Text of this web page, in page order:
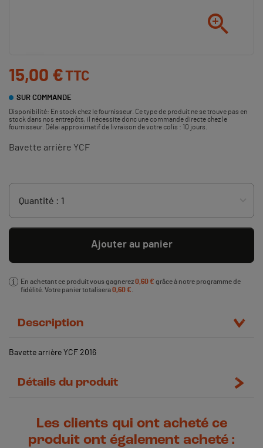

15,00 €TTC
SUR COMMANDE
Disponibilité: En stock chez le fournisseur. Ce type de produit ne se trouve pas en
stock dans nos entrepôts, il nécessite donc une commande directe chez le
fournisseur. Délai approximatif de livraison de votre colis : 10 jours.
Bavette arrière YCF
Ajouter au panier
En achetant ce produit vous gagnerez0,60 € grâce à notre programme de
fidélité. Votre panier totalisera0,60 €
Description
Bavette arrière YCF 2016
Détails du produit
Les clients qui ont acheté ce
produit ont également acheté :